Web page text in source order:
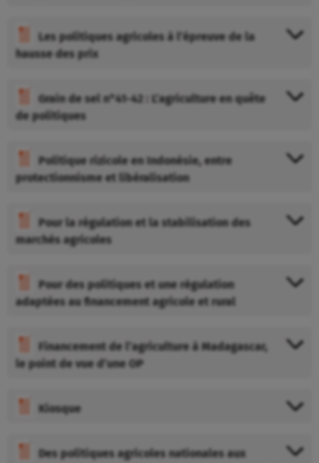
Les politiques agricoles à l’épreuve de la
hausse des prix
Grain de sel n°41-42 : L’agriculture en quête
de politiques
Politique rizicole en Indonésie, entre
protectionnisme et libéralisation
Pour la régulation et la stabilisation des
marchés agricoles
Pour des politiques et une régulation
adaptées au financement agricole et rural
Financement de l’agriculture à Madagascar,
le point de vue d’une OP
Kiosque
Des politiques agricoles nationales aux